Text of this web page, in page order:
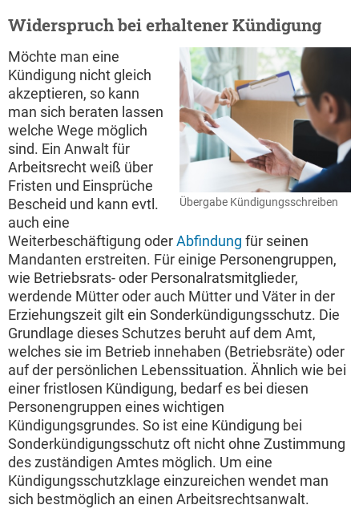
Widerspruch bei erhaltener Kündigung
Übergabe Kündigungsschreiben
Möchte man eine
Kündigung nicht gleich
akzeptieren, so kann
man sich beraten lassen
welche Wege möglich
sind. Ein Anwalt für
Arbeitsrecht weiß über
Fristen und Einsprüche
Bescheid und kann evtl.
auch eine
Weiterbeschäftigung oderAbfindung für seinen
Mandanten erstreiten. Für einige Personengruppen,
wie Betriebsrats- oder Personalratsmitglieder,
werdende Mütter oder auch Mütter und Väter in der
Erziehungszeit gilt ein Sonderkündigungsschutz. Die
Grundlage dieses Schutzes beruht auf dem Amt,
welches sie im Betrieb innehaben (Betriebsräte) oder
auf der persönlichen Lebenssituation. Ähnlich wie bei
einer fristlosen Kündigung, bedarf es bei diesen
Personengruppen eines wichtigen
Kündigungsgrundes. So ist eine Kündigung bei
Sonderkündigungsschutz oft nicht ohne Zustimmung
des zuständigen Amtes möglich. Um eine
Kündigungsschutzklage einzureichen wendet man
sich bestmöglich an einen Arbeitsrechtsanwalt.